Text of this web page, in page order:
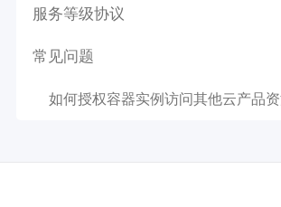
服务等级协议
常见问题
如何授权容器实例访问其他云产品资